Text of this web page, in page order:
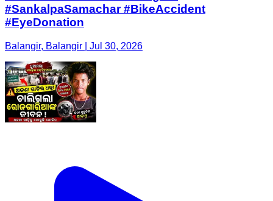
#SankalpaSamachar #BikeAccident
#EyeDonation
Balangir, Balangir | Jul 30, 2026